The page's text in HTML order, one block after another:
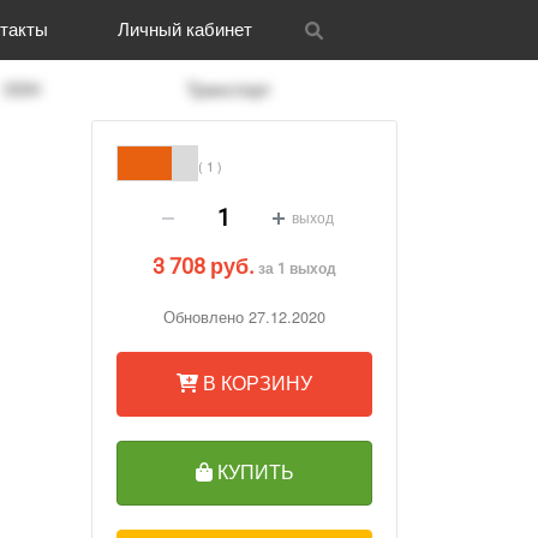
CRM Bitrix24
Разное
Транспорт
FAQ
Личный кабинет
( 1 )
выход
3 708 руб. за 1 выход
Обновлено 27.12.2020
В КОРЗИНУ
КУПИТЬ